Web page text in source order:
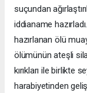
suçundan
iddianame
hazırlanan ölü
ölümünün ateşli
kırıkları ile birlikte
harabiyetinden